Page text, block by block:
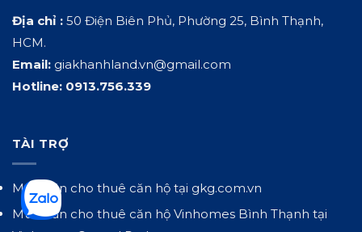
Địa chỉ : 50 Điện Biên Phủ, Phường 25, Bình Thạnh,
HCM.
Email: giakhanhland.vn@gmail.com
Hotline: 0913.756.339
TÀI TRỢ
Mua bán cho thuê căn hộ tại gkg.com.vn
Mua bán cho thuê căn hộ Vinhomes Bình Thạnh tại